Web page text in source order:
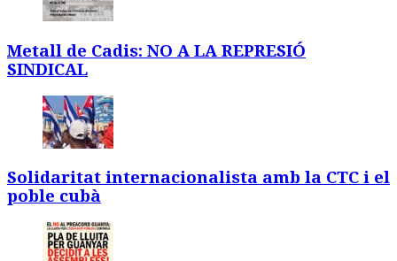
Metall de Cadis: NO A LA REPRESIÓ
SINDICAL
Solidaritat internacionalista amb la CTC i el
poble cubà